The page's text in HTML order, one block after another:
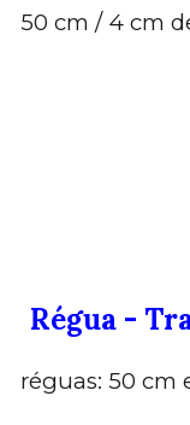
50 cm / 4 cm
Régua -
réguas: 50 cm